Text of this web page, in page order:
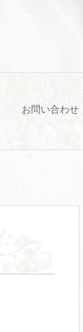
お問い合わせ